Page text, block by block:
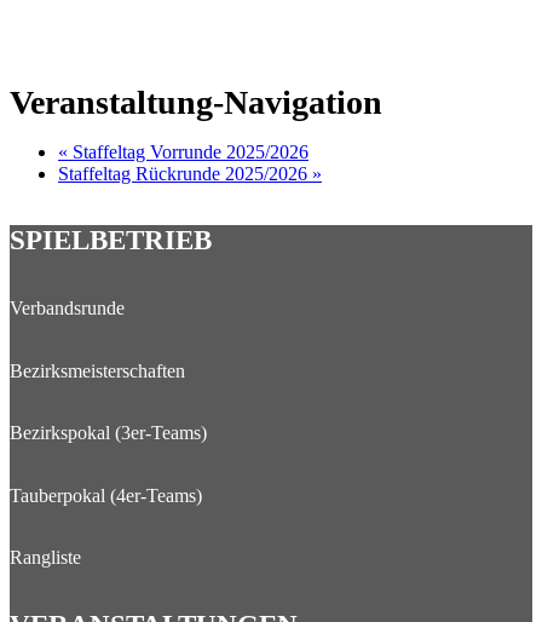
Veranstaltung-Navigation
« Staffeltag Vorrunde 2025/2026
Staffeltag Rückrunde 2025/2026 »
SPIELBETRIEB
Verbandsrunde
Bezirksmeisterschaften
Bezirkspokal (3er-Teams)
Tauberpokal (4er-Teams)
Rangliste